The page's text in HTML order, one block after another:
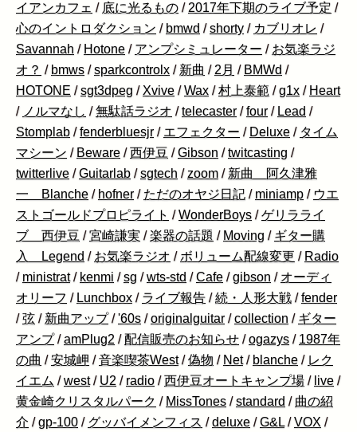
イアンカフェ / 底に光るもの / 2017年下期のライブ予定 /
心のイントロダクション / bmwd /shorty / カブリオレ /
Savannah / Hotone / アンプシミュレーター / お気楽ラジ
オ？ / bmws /sparkcontrolx / 新曲 / 2月 / BMWd /
HOTONE /sgt3dpeg / Xvive /Wax /村上泰範 /g1x / Heart
/ ノルマなし /無駄話ラジオ /telecaster /four / Lead /
Stomplab /fenderbluesjr / エフェクター / Deluxe / タイム
マシーン / Beware /西伊豆 /Gibson /twitcasting /
twitterlive /Guitarlab /sgtech /zoom / 新曲 阿久津雅
一 Blanche / hofner / ただのオヤジ日記 / miniamp / ウエ
ストゴールドプロピライト /WonderBoys /ゲリラライ
ブ 西伊豆 /宮崎謙実 /楽器の話題 / Moving / ギター購
入 Legend / お気楽ラジオ / ボリューム配線変更 / Radio
/ ministrat / kenmi /sg /wts-std /Cafe /gibson / オーディ
オリーフ / Lunchbox / ライブ報告 /続・人形大戦 /fender
/弦 / 新曲アップ /'60s /originalguitar /collection / ギター
アンプ /amPlug2 /配信販売のお知らせ /ogazys / 1987年
の曲 /安城岬 /音楽喫茶West /偽物 / Net / blanche / レク
イエム /west / U2 / radio /西伊豆オートキャンプ場 / live /
黄金崎クリスタルパーク / MissTones /standard / 曲の紹
介 /gp-100 / グッバイメンフィス /deluxe /G&L /VOX /